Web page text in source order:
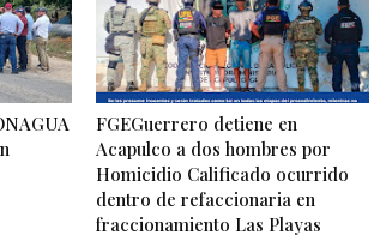
FGEGuerrero detiene en
Acapulco a dos hombres por
Homicidio Calificado ocurrido
dentro de refaccionaria en
fraccionamiento Las Playas